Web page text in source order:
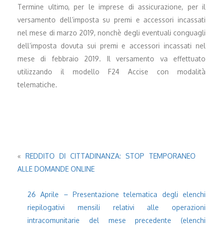
Termine ultimo, per le imprese di assicurazione, per il
versamento dell’imposta su premi e accessori incassati
nel mese di marzo 2019, nonchè degli eventuali conguagli
dell’imposta dovuta sui premi e accessori incassati nel
mese di febbraio 2019. Il versamento va effettuato
utilizzando il modello F24 Accise con modalità
telematiche.
« REDDITO DI CITTADINANZA: STOP TEMPORANEO
ALLE DOMANDE ONLINE
26 Aprile – Presentazione telematica degli elenchi
riepilogativi mensili relativi alle operazioni
intracomunitarie del mese precedente (elenchi